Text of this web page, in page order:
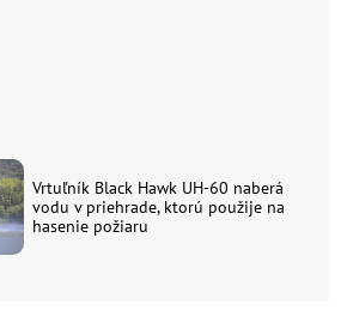
Vrtuľník Black Hawk UH-60 naberá
vodu v priehrade, ktorú použije na
hasenie požiaru